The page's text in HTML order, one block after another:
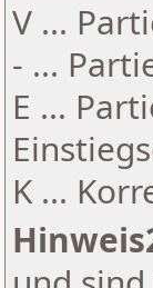
V ...
- ...
E ...
K ...